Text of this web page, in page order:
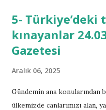
çalışabilmiştir. Lakin,
meclis kararlarını
görmesi yüzünden su krizi,
yürütme faaliyetlerinde tümü
ideolojik ve kısır döngü
etmesi hükümetin aktif ve
5- Türkiye’deki
kınayanlar
Gazetesi
Aralık 06, 2025
Gündemin ana
ülkemizde canlarımızı alan,